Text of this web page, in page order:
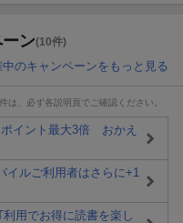
ン(10件)
中のキャンペーンをもっと見る
、必ず各説明頁でご確認ください。
ポイント最大3倍 おかえ
イルご利用者はさらに+1
利用でお得に読書を楽し